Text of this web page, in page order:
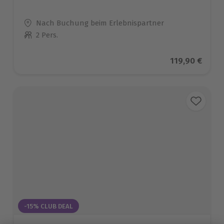
Standort
Nach Buchung beim Erlebnispartner
Anzahl der Teilnehmer
2 Pers.
Aktueller
119,90 €
-15% CLUB DEAL